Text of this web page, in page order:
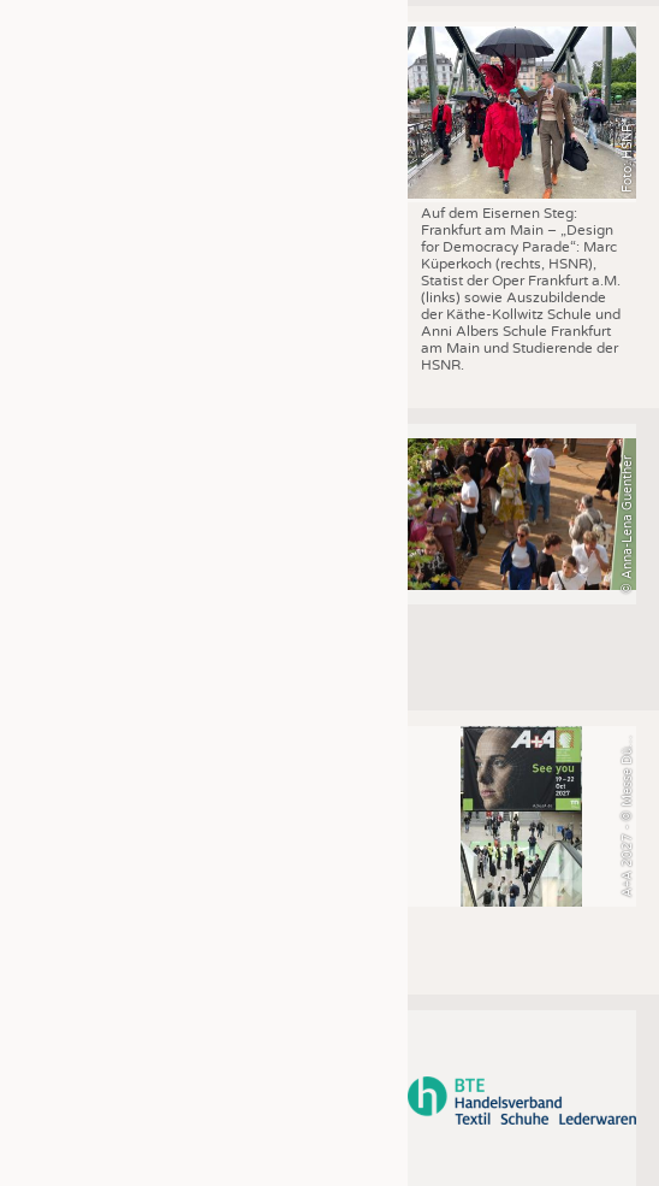
Foto: HSNR
Auf dem Eisernen Steg:
Frankfurt am Main – „Design
for Democracy Parade“: Marc
Küperkoch (rechts, HSNR),
Statist der Oper Frankfurt a.M.
(links) sowie Auszubildende
der Käthe-Kollwitz Schule und
Anni Albers Schule Frankfurt
am Main und Studierende der
HSNR.
© Anna-Lena Guenther
+
A
2
0
2
7
-
©
M
e
s
s
e
D
ü
s
e
l
d
o
r
f
/
C
o
n
s
t
a
n
z
e
T
i
l
l
m
a
n